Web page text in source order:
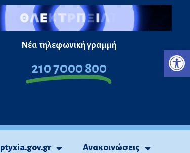
Νέα τηλεφωνική γραμμή
210 7000 800
ptyxia.gov.gr Ανακοινώσεις